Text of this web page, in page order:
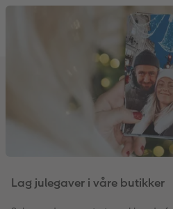
Lag julegaver i våre butikker